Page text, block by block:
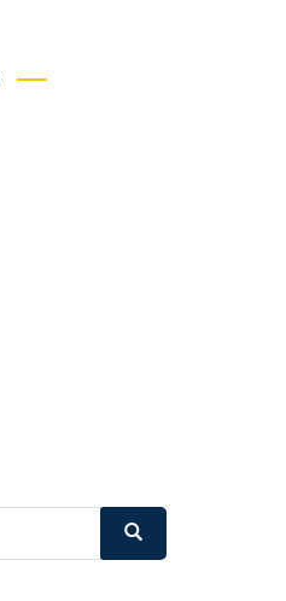
Search